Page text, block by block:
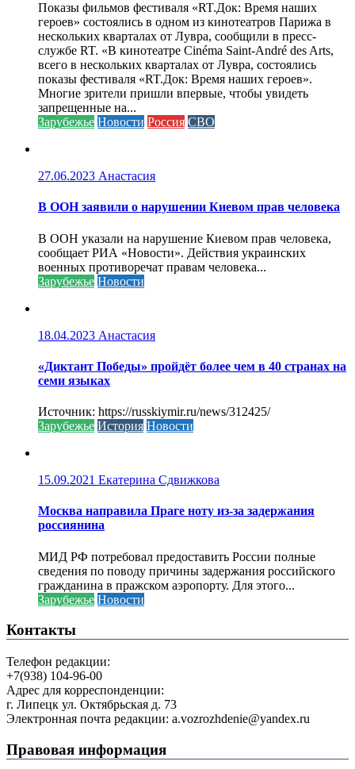
Показы фильмов фестиваля «RT.Док: Время наших
героев» состоялись в одном из кинотеатров Парижа в
нескольких кварталах от Лувра, сообщили в пресс-
службе RT. «В кинотеатре Cinéma Saint-André des Arts,
всего в нескольких кварталах от Лувра, состоялись
показы фестиваля «RT.Док: Время наших героев».
Многие зрители пришли впервые, чтобы увидеть
запрещенные на...
Зарубежье Новости Россия СВО
27.06.2023 Анастасия
В ООН заявили о нарушении Киевом прав человека
В ООН указали на нарушение Киевом прав человека,
сообщает РИА «Новости». Действия украинских
военных противоречат правам человека...
Зарубежье Новости
18.04.2023 Анастасия
«Диктант Победы» пройдёт более чем в 40 странах на
семи языках
Источник: https://russkiymir.ru/news/312425/
Зарубежье История Новости
15.09.2021 Екатерина Сдвижкова
Москва направила Праге ноту из-за задержания
россиянина
МИД РФ потребовал предоставить России полные
сведения по поводу причины задержания российского
гражданина в пражском аэропорту. Для этого...
Зарубежье Новости
Контакты
Телефон редакции:
+7(938) 104-96-00
Адрес для корреспонденции:
г. Липецк ул. Октябрьская д. 73
Электронная почта редакции: a.vozrozhdenie@yandex.ru
Правовая информация